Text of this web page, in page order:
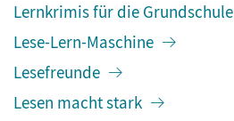
Lernkrimis für die Grundschule
Lese-Lern-Maschine
Lesefreunde
Lesen macht stark